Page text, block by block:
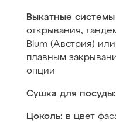
Выкатные системы
открывания,
Blum (Австрия)
плавным
опции
Сушка для посуды:
Цоколь: в цвет